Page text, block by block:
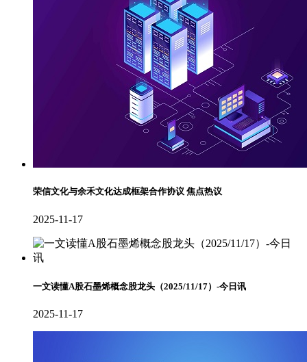
荣信文化与余禾文化达成框架合作协议 焦点热议
2025-11-17
一文读懂A股石墨烯概念股龙头（2025/11/17）-今日讯
2025-11-17